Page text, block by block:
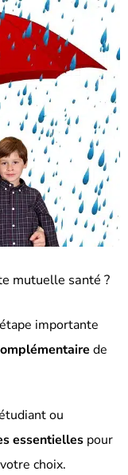
mutuelle santé ?
importante
de
ou
essentielles pour
choix.